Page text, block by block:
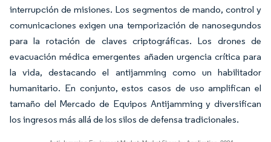
interrupción de misiones. Los segmentos de mando, control y
comunicaciones exigen una temporización de nanosegundos
para la rotación de claves criptográficas. Los drones de
evacuación médica emergentes añaden urgencia crítica para
la vida, destacando el antijamming como un habilitador
humanitario. En conjunto, estos casos de uso amplifican el
tamaño del Mercado de Equipos Antijamming y diversifican
los ingresos más allá de los silos de defensa tradicionales.